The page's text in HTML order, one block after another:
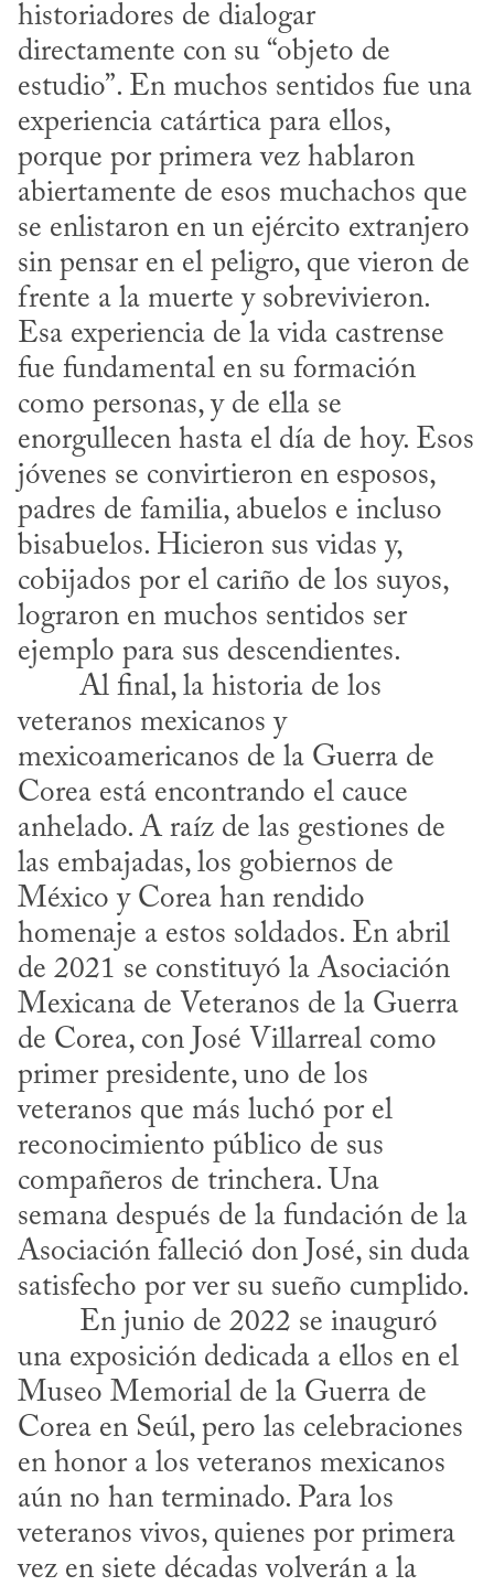
historiadores de dialogar
directamente con su “objeto de
estudio”. En muchos sentidos fue una
experiencia catártica para ellos,
porque por primera vez hablaron
abiertamente de esos muchachos que
se enlistaron en un ejército extranjero
sin pensar en el peligro, que vieron de
frente a la muerte y sobrevivieron.
Esa experiencia de la vida castrense
fue fundamental en su formación
como personas, y de ella se
enorgullecen hasta el día de hoy. Esos
jóvenes se convirtieron en esposos,
padres de familia, abuelos e incluso
bisa­buelos. Hicieron sus vidas y,
cobijados por el cariño de los suyos,
lograron en muchos sentidos ser
ejemplo para sus descendientes.
veteranos mexicanos y
mexicoamericanos de la Guerra de
Corea está encontrando el cauce
anhelado. A raíz de las gestiones de
las embajadas, los gobiernos de
México y Corea han rendido
homenaje a estos soldados. En abril
de 2021 se constituyó la Asociación
Mexicana de Veteranos de la Guerra
de Corea, con José Villarreal como
primer presidente, uno de los
veteranos que más luchó por el
reconocimiento público de sus
compañeros de trinchera. Una
semana después de la fundación de la
Asociación falleció don José, sin duda
satisfecho por ver su sueño cumplido.
una exposición dedicada a ellos en el
Museo Memorial de la Guerra de
Corea en Seúl, pero las celebraciones
en honor a los veteranos mexicanos
aún no han terminado. Para los
veteranos vivos, quienes por primera
vez en siete décadas volverán a la